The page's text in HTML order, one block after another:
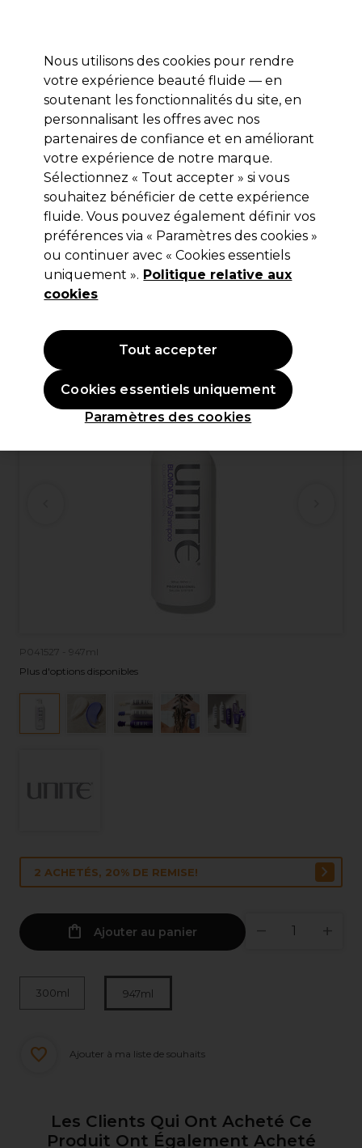
Se connecter
Marques Bons plans Coiffure Electro et Matériel
Livraison et délais
lire la suite
UNITE Hair
Unite Hair BLONDA Shampooing
Quotidien 947ml
(0)
42,75 €Hors TVA
P041527 - 947ml
Plus d'options disponibles
2 ACHETÉS, 20% DE REMISE!
Ajouter au panier
300ml 947ml
Ajouter à ma liste de souhaits
Les Clients Qui Ont Acheté Ce
Produit Ont Également Acheté
Nous utilisons des cookies pour rendre
votre expérience beauté fluide — en
soutenant les fonctionnalités du site, en
personnalisant les offres avec nos
partenaires de confiance et en améliorant
votre expérience de notre marque.
Sélectionnez « Tout accepter » si vous
souhaitez bénéficier de cette expérience
fluide. Vous pouvez également définir vos
préférences via « Paramètres des cookies »
ou continuer avec « Cookies essentiels
uniquement ». Politique relative aux
cookies
Paramètres des cookies
Cookies essentiels uniquement
Tout accepter